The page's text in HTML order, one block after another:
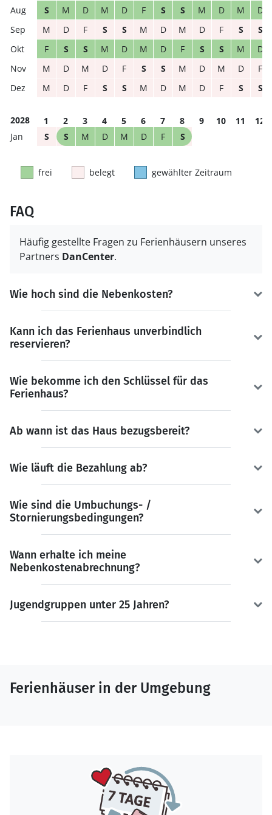
S M D M D F S S M D M
D
M
D F S S M D M D F S
S
F
S S M D M D F S S M
D
M
D M D F S S M D M D
F
M
D F S S M D M D F S S
2028 1 2 3 4 5 6 7 8 9 10 11
12
S
S M D M D F S
frei belegt gewählter Zeitraum
FAQ
Häufig gestellte Fragen zu Ferienhäusern unseres
Partners DanCenter.
Wie hoch sind die Nebenkosten?
Kann ich das Ferienhaus unverbindlich
reservieren?
Wie bekomme ich den Schlüssel für das
Ferienhaus?
Ab wann ist das Haus bezugsbereit?
Wie läuft die Bezahlung ab?
Wie sind die Umbuchungs- /
Stornierungsbedingungen?
Wann erhalte ich meine
Nebenkostenabrechnung?
Jugendgruppen unter 25 Jahren?
Ferienhäuser in der Umgebung